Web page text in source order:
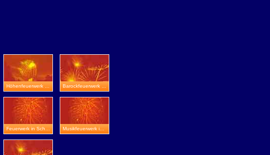
Höhenfeuerwerk in Stadtroda Barockfeuerwerk in Meiningen
Feuerwerk in Schmölln Musikfeuerwerk in Bad Langensalza